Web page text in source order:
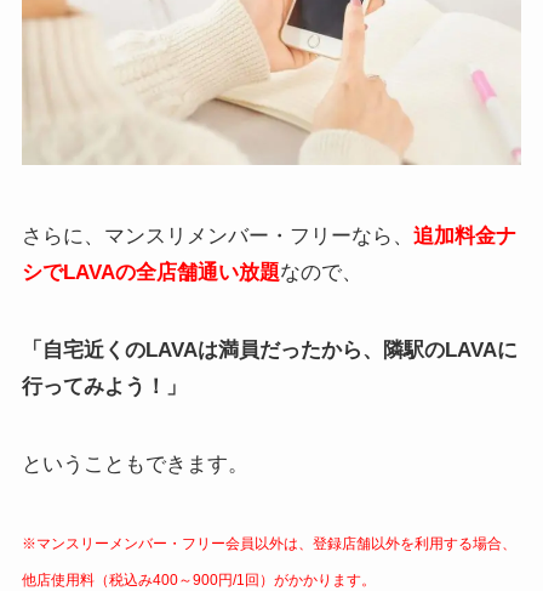
さらに、マンスリメンバー・フリーなら、 追加料金ナ
シでLAVAの全店舗通い放題なので、
「自宅近くのLAVAは満員だったから、隣駅のLAVAに
行ってみよう！」
ということもできます。
※マンスリーメンバー・フリー会員以外は、登録店舗以外を利用する場合、
他店使用料（税込み400～900円/1回）がかかります。